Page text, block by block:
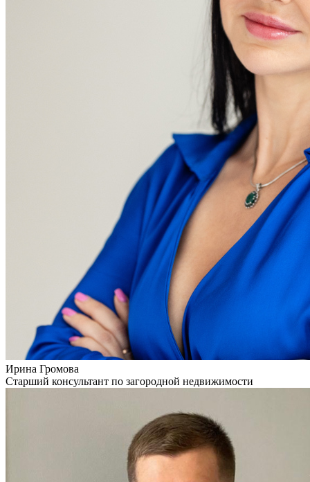
Ирина Громова
Старший консультант по загородной недвижимости